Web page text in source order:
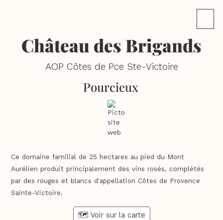
Château des Brigands
AOP Côtes de Pce Ste-Victoire
Pourcieux
Ce domaine familial de 25 hectares au pied du Mont
Aurélien produit principalement des vins rosés, complétés
par des rouges et blancs d'appellation Côtes de Provence
Sainte-Victoire.
🗺️ Voir sur la carte